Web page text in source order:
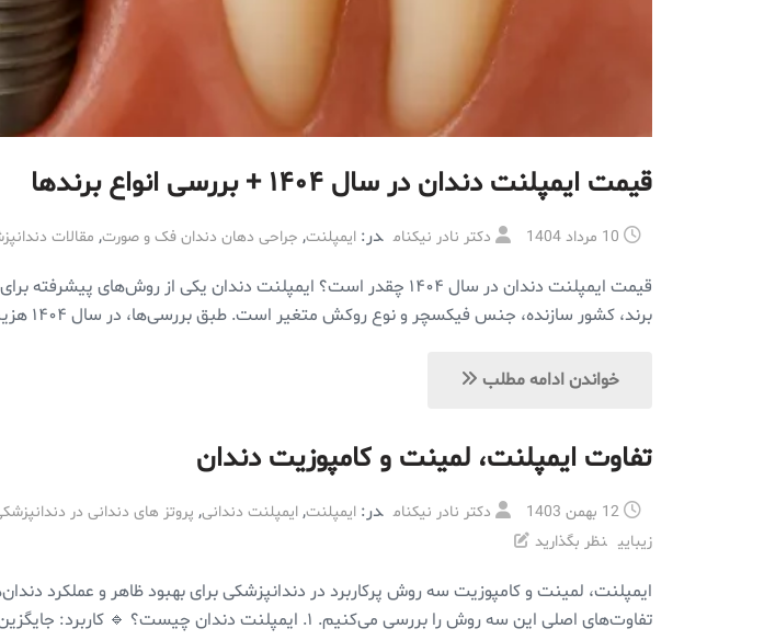
قیمت ایمپلنت دندان در سال ۱۴۰۴ + بررسی انواع برندها
10 مرداد 1404 دکتر نادر نیکنام در: ایمپلنت, جراحی دهان دندان فک و صورت, مقالات
برند، کشور سازنده، جنس فیکسچر و نوع روکش متغیر است. طبق بررسی‌ها، در سال ۱۴۰۴ هزینه ایمپلنت در کلینیک‌های معتبر از ۱۵ میلیون تومان تا بیش […]
خواندن ادامه مطلب
تفاوت ایمپلنت، لمینت و کامپوزیت دندان
12 بهمن 1403 دکتر نادر نیکنام در: ایمپلنت, ایمپلنت دندانی, پروتز های دندانی در
زیبایی نظر بگذارید
ایمپلنت، لمینت و کامپوزیت سه روش پرکاربرد در دندانپزشکی برای بهبود ظاهر و عملکرد
تفاوت‌های اصلی این سه روش را بررسی می‌کنیم. ۱. ایمپلنت دندان چیست؟ 🔹 کاربرد: جایگزین کردن دندان‌های از دست رفته🔹 روش اجرا:✅ پایه‌ای از جنس […]